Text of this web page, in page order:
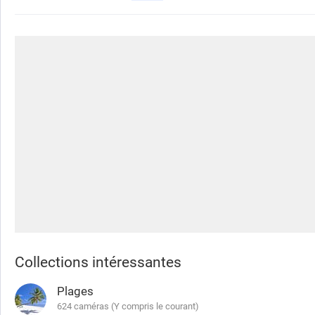
Collections intéressantes
Plages
624 caméras (Y compris le courant)